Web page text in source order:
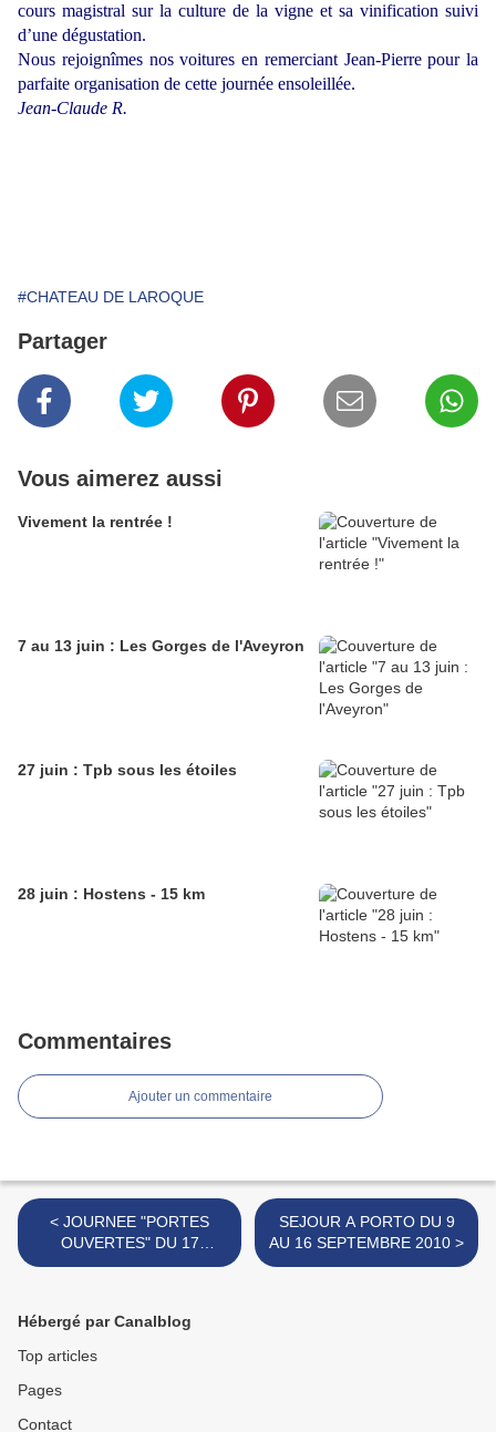
cours magistral sur la culture de la vigne et sa vinification suivi
d’une dégustation.
Nous rejoignîmes nos voitures en remerciant Jean-Pierre pour la
parfaite organisation de cette journée ensoleillée.
Jean-Claude R.
#CHATEAU DE LAROQUE
Partager
Vous aimerez aussi
Vivement la rentrée !
7 au 13 juin : Les Gorges de l'Aveyron
27 juin : Tpb sous les étoiles
28 juin : Hostens - 15 km
Commentaires
Ajouter un commentaire
< JOURNEE "PORTES
OUVERTES" DU 17
OCTOBRE 2010
SEJOUR A PORTO DU 9
AU 16 SEPTEMBRE 2010 >
Hébergé par Canalblog
Top articles
Pages
Contact